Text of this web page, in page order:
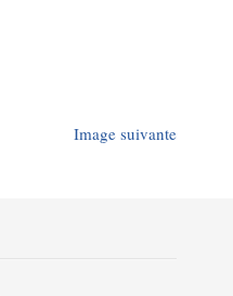
Image suivante